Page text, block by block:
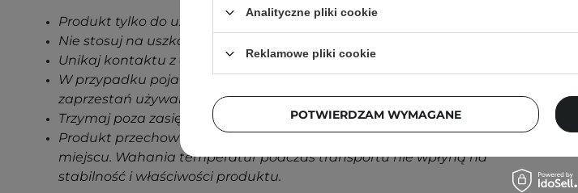
Produkt tylko do użytku zewnętrznego.
Nie stosuj na uszkodzoną skórę.
Unikaj kontaktu z oczami.
W przypadku pojawienia się jakichkolwiek oznak podrażnienia,
zaprzestań używania produktu.
Trzymaj poza zasięgiem dzieci.
Produkt przechowuj w temperaturze pokojowej, w zacienionym
miejscu. Wahania temperatur podczas transportu nie wpłyną na
stabilność i właściwości produktu.
Analityczne pliki cookie
Reklamowe pliki cookie
POTWIERDZAM WYMAGANE